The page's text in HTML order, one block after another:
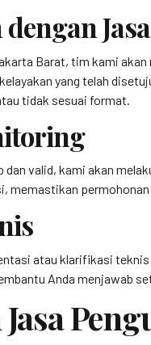
Barat, tim kami
yang telah
tidak sesuai format.
valid, kami akan
atau klarifikasi
Anda menjawab